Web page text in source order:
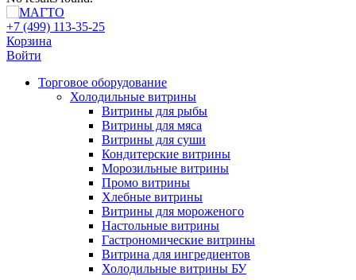
+7 (499) 113-35-25
Корзина
Войти
Свернуть/
развернуть
Торговое оборудованиe
Холодильные витрины
Витрины для рыбы
Витрины для мяса
Витрины для суши
Кондитерские витрины
Морозильные витрины
Промо витрины
Хлебные витрины
Витрины для мороженого
Настольные витрины
Гастрономические витрины
Витрина для ингредиентов
Холодильные витрины БУ